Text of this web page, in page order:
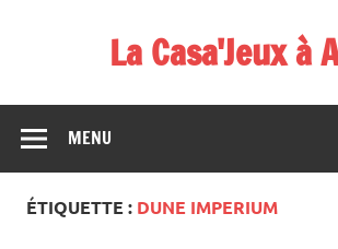
La Casa'Jeux à
démos et de
MENU
ÉTIQUETTE : DUNE IMPERIUM